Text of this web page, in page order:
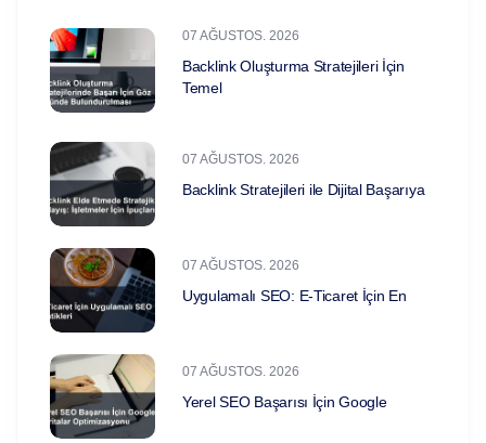
07 AĞUSTOS. 2026
Backlink Oluşturma Stratejileri İçin
Temel
07 AĞUSTOS. 2026
Backlink Stratejileri ile Dijital Başarıya
07 AĞUSTOS. 2026
Uygulamalı SEO: E-Ticaret İçin En
07 AĞUSTOS. 2026
Yerel SEO Başarısı İçin Google